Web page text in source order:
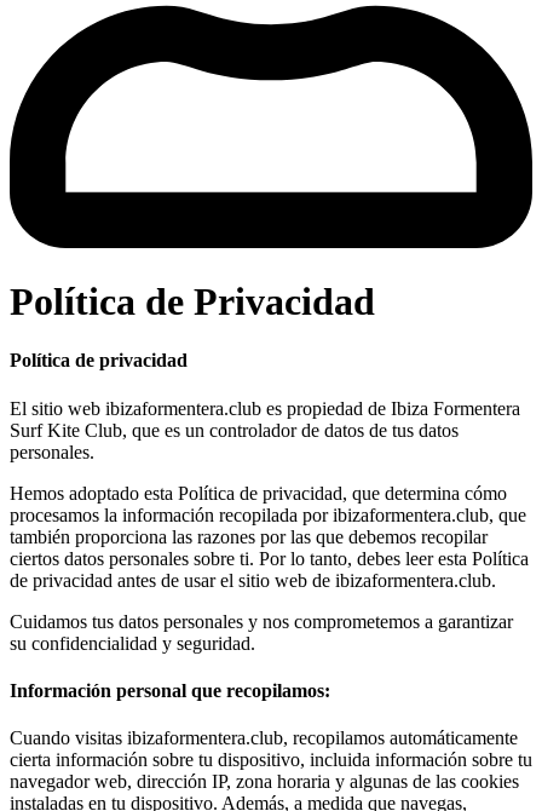
Política de Privacidad
Política de privacidad
El sitio web ibizaformentera.club es propiedad de Ibiza Formentera
Surf Kite Club, que es un controlador de datos de tus datos
personales.
Hemos adoptado esta Política de privacidad, que determina cómo
procesamos la información recopilada por ibizaformentera.club, que
también proporciona las razones por las que debemos recopilar
ciertos datos personales sobre ti. Por lo tanto, debes leer esta Política
de privacidad antes de usar el sitio web de ibizaformentera.club.
Cuidamos tus datos personales y nos comprometemos a garantizar
su confidencialidad y seguridad.
Información personal que recopilamos:
Cuando visitas ibizaformentera.club, recopilamos automáticamente
cierta información sobre tu dispositivo, incluida información sobre tu
navegador web, dirección IP, zona horaria y algunas de las cookies
instaladas en tu dispositivo. Además, a medida que navegas,